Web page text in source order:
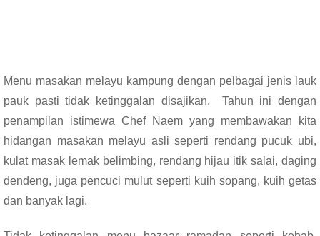
Menu masakan melayu kampung dengan pelbagai jenis lauk
pauk pasti tidak ketinggalan disajikan. Tahun ini dengan
penampilan istimewa Chef Naem yang membawakan kita
hidangan masakan melayu asli seperti rendang pucuk ubi,
kulat masak lemak belimbing, rendang hijau itik salai, daging
dendeng, juga pencuci mulut seperti kuih sopang, kuih getas
dan banyak lagi.